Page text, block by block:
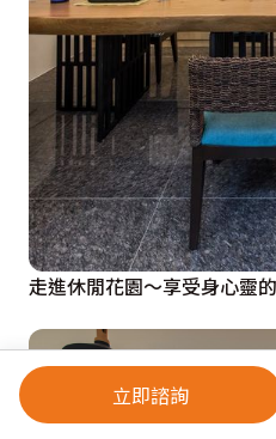
立即諮詢
走進休閒花園～享受身心靈